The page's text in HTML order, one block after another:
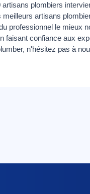
plombiers
artisans
professionnel le mieux
faisant confiance aux
, n'hésitez pas à